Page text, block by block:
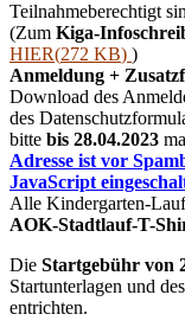
Teilnahmeberechtigt
(Zum Kiga-
HIER(272 KB) )
Anmeldung +
Download des
des
bitte bis 28.04.2023
Adresse ist vor
JavaScript
Alle Kindergarten-
AOK-Stadtlauf-T-
Die Startgebühr von
Startunterlagen und
entrichten.